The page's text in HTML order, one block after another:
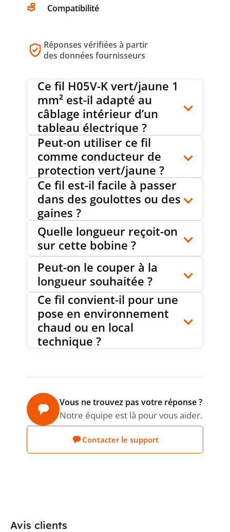
Compatibilité
Réponses vérifiées à partir
des données fournisseurs
Ce fil H05V-K vert/jaune 1
mm² est-il adapté au
câblage intérieur d’un
tableau électrique ?
Peut-on utiliser ce fil
comme conducteur de
protection vert/jaune ?
Ce fil est-il facile à passer
dans des goulottes ou des
gaines ?
Quelle longueur reçoit-on
sur cette bobine ?
Peut-on le couper à la
longueur souhaitée ?
Ce fil convient-il pour une
pose en environnement
chaud ou en local
technique ?
Vous ne trouvez pas votre réponse ?
Notre équipe est là pour vous aider.
Contacter le support
Avis clients